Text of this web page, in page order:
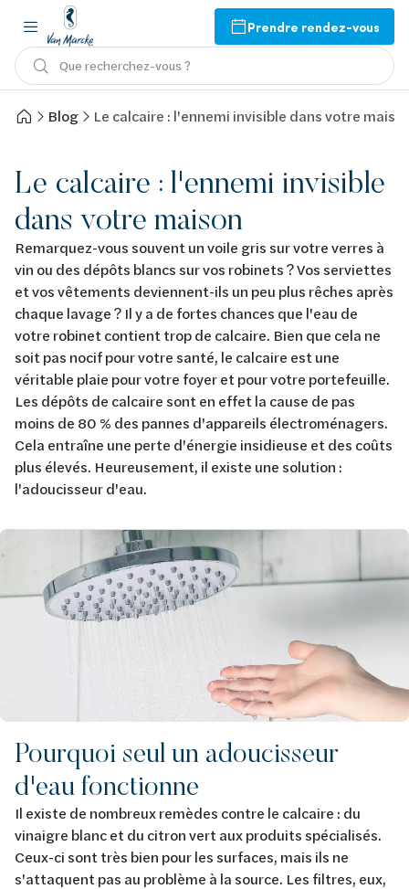
Prendre rendez-vous
Que recherchez-vous ?
Blog Le calcaire : l'ennemi invisible dans votre
Le calcaire : l'ennemi invisible
dans votre maison
Remarquez-vous souvent un voile gris sur votre verres à
vin ou des dépôts blancs sur vos robinets ? Vos serviettes
et vos vêtements deviennent-ils un peu plus rêches après
chaque lavage ? Il y a de fortes chances que l'eau de
votre robinet contient trop de calcaire. Bien que cela ne
soit pas nocif pour votre santé, le calcaire est une
véritable plaie pour votre foyer et pour votre portefeuille.
Les dépôts de calcaire sont en effet la cause de pas
moins de 80 % des pannes d'appareils électroménagers.
Cela entraîne une perte d'énergie insidieuse et des coûts
plus élevés. Heureusement, il existe une solution :
l'adoucisseur d'eau.
Afbeelding
Pourquoi seul un adoucisseur
d'eau fonctionne
Il existe de nombreux remèdes contre le calcaire : du
vinaigre blanc et du citron vert aux produits spécialisés.
Ceux-ci sont très bien pour les surfaces, mais ils ne
s'attaquent pas au problème à la source. Les filtres, eux,